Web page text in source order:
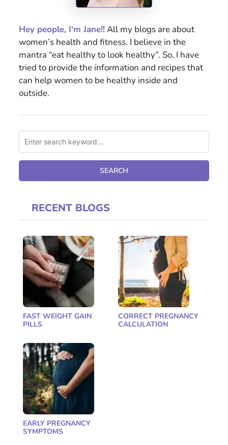
Hey people, I'm Jane!!All my blogs are about
women’s health and fitness. I believe in the
mantra “eat healthy to look healthy”. So, I have
tried to provide the information and recipes that
can help women to be healthy inside and
outside.
RECENT BLOGS
FAST WEIGHT GAIN
PILLS
CORRECT PREGNANCY
CALCULATION
EARLY PREGNANCY
SYMPTOMS